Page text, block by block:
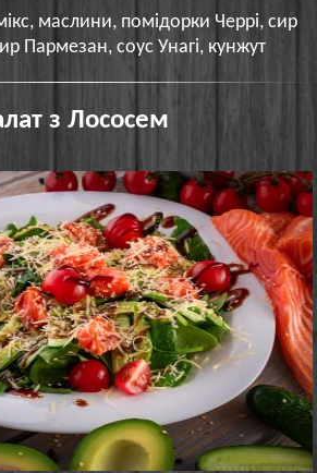
маслини, помідорки Черрі, сир
Пармезан, соус Унагі, кунжут
з Лососем